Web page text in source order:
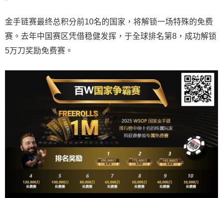
金手链赛最终总积分前10名的国家，将解锁一场特殊的免费
赛。去年中国赛区凭借稳健发挥，于全球排名第8，成功解锁
5万刀奖励免费赛。